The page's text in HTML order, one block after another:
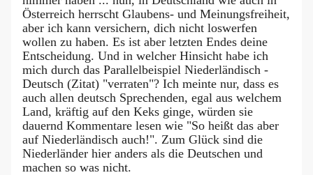
Österreich herrscht Glaubens- und Meinungsfreiheit,
aber ich kann versichern, dich nicht loswerfen
wollen zu haben. Es ist aber letzten Endes deine
Entscheidung. Und in welcher Hinsicht habe ich
mich durch das Parallelbeispiel Niederländisch -
Deutsch (Zitat) "verraten"? Ich meinte nur, dass es
auch allen deutsch Sprechenden, egal aus welchem
Land, kräftig auf den Keks ginge, würden sie
dauernd Kommentare lesen wie "So heißt das aber
auf Niederländisch auch!". Zum Glück sind die
Niederländer hier anders als die Deutschen und
machen so was nicht.